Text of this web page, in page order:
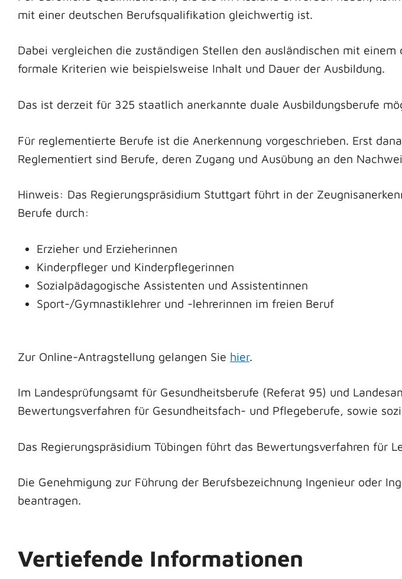
mit einer deutschen Berufsqualifikation gleichwertig ist.
Dabei vergleichen die zuständigen Stellen den ausländischen mit
formale Kriterien wie beispielsweise Inhalt und Dauer der Ausbildung.
Das ist derzeit für 325 staatlich anerkannte duale Ausbildungsberufe
Für reglementierte Berufe ist die Anerkennung vorgeschrieben. Erst
Reglementiert sind Berufe, deren Zugang und Ausübung an den
Hinweis: Das Regierungspräsidium Stuttgart führt in der
Berufe durch:
Erzieher und Erzieherinnen
Kinderpfleger und Kinderpflegerinnen
Sozialpädagogische Assistenten und Assistentinnen
Sport-/Gymnastiklehrer und -lehrerinnen im freien Beruf
Zur Online-Antragstellung gelangen Sie hier.
Im Landesprüfungsamt für Gesundheitsberufe (Referat 95) und
Bewertungsverfahren für Gesundheitsfach- und Pflegeberufe, sowie
Das Regierungspräsidium Tübingen führt das Bewertungsverfahren für
Die Genehmigung zur Führung der Berufsbezeichnung Ingenieur oder
beantragen.
Vertiefende Informationen